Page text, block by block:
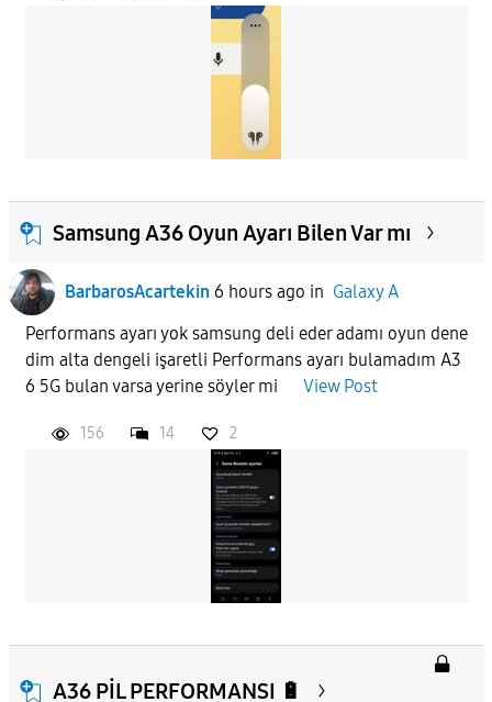
Samsung A36 Oyun Ayarı Bilen Var mı
BarbarosAcartekin 6 hours ago in Galaxy A
Performans ayarı yok samsung deli eder adamı oyun dene
dim alta dengeli işaretli Performans ayarı bulamadım A3
6 5G bulan varsa yerine söyler mi View Post
156 14 2
A36 PİL PERFORMANSI 🔋